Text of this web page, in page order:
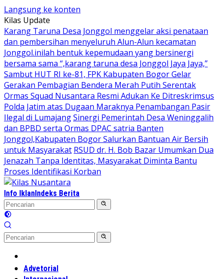
Langsung ke konten
Kilas Update
Karang Taruna Desa Jonggol menggelar aksi penataan
dan pembersihan menyeluruh Alun-Alun kecamatan
Jonggol.inilah bentuk kepemudaan yang bersinergi
bersama sama “,karang taruna desa Jonggol Jaya Jaya,”
Sambut HUT RI ke-81, FPK Kabupaten Bogor Gelar
Gerakan Pembagian Bendera Merah Putih Serentak
Ormas Squad Nusantara Resmi Adukan Ke Ditreskrimsus
Polda Jatim atas Dugaan Maraknya Penambangan Pasir
Ilegal di LumajangSinergi Pemerintah Desa Weninggalih
dan BPBD serta Ormas DPAC satria Banten
Jonggol,Kabupaten Bogor Salurkan Bantuan Air Bersih
untuk Masyarakat RSUD dr. H. Bob Bazar Umumkan Dua
Jenazah Tanpa Identitas, Masyarakat Diminta Bantu
Proses Identifikasi Korban
Info IklanIndeks Berita
Advetorial